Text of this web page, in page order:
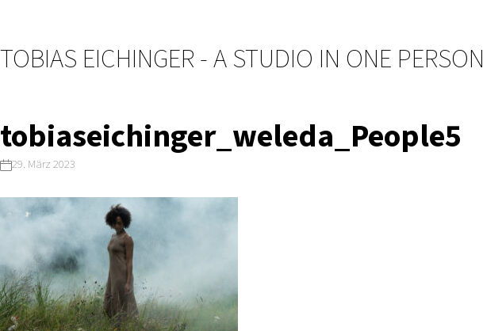
TOBIAS EICHINGER - A STUDIO IN ONE PERSON
tobiaseichinger_weleda_People5
29. März 2023